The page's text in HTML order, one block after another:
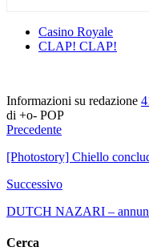
Casino Royale
CLAP! CLAP!
Informazioni su redazione
di +o- POP
Precedente
[Photostory] Chiello
Successivo
DUTCH NAZARI –
Cerca